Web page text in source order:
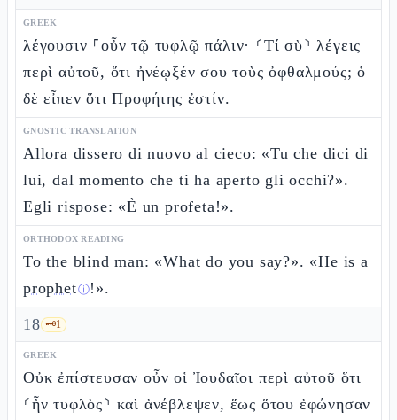
GREEK
λέγουσιν ⸀οὖν τῷ τυφλῷ πάλιν· ⸂Τί σὺ⸃ λέγεις
περὶ αὐτοῦ, ὅτι ἠνέῳξέν σου τοὺς ὀφθαλμούς; ὁ
δὲ εἶπεν ὅτι Προφήτης ἐστίν.
GNOSTIC TRANSLATION
Allora dissero di nuovo al cieco: «Tu che dici di
lui, dal momento che ti ha aperto gli occhi?».
Egli rispose: «È un profeta!».
ORTHODOX READING
To the blind man: «What do you say?». «He is a
prophetⓘ!».
18 🗝️1
GREEK
Οὐκ ἐπίστευσαν οὖν οἱ Ἰουδαῖοι περὶ αὐτοῦ ὅτι
⸂ἦν τυφλὸς⸃ καὶ ἀνέβλεψεν, ἕως ὅτου ἐφώνησαν